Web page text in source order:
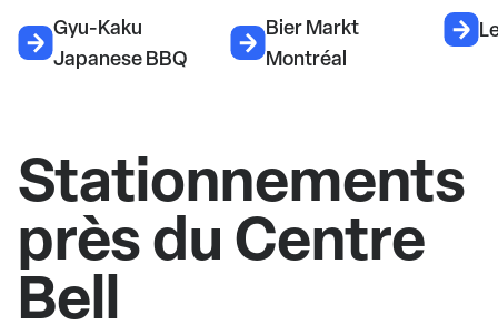
Gyu-Kaku
Japanese BBQ
Bier Markt
Montréal
Stationnements
près du Centre
Bell